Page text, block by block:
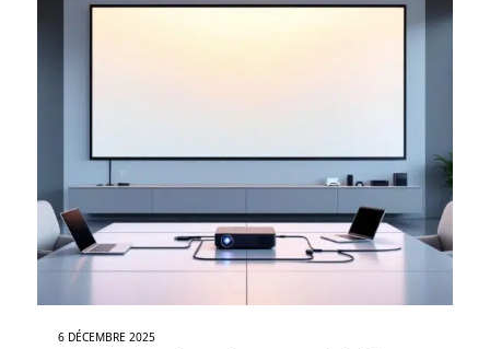
6 DÉCEMBRE 2025